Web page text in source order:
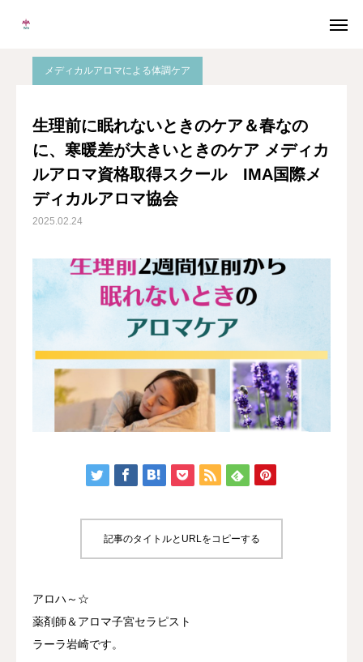
メディカルアロマによる体調ケア
生理前に眠れないときのケア＆春なの
に、寒暖差が大きいときのケア メディカ
ルアロマ資格取得スクール IMA国際メ
ディカルアロマ協会
2025.02.24
記事のタイトルとURLをコピーする
アロハ～☆
薬剤師＆アロマ子宮セラピスト
ラーラ岩崎です。
Instagram Facebook
無料個別相談
卒業生の声
認定講座
体験講座